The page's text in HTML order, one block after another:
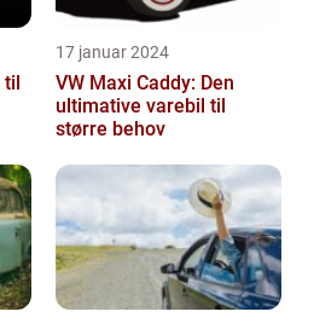
til
17 januar 2024
VW Maxi Caddy: Den
ultimative varebil til
større behov